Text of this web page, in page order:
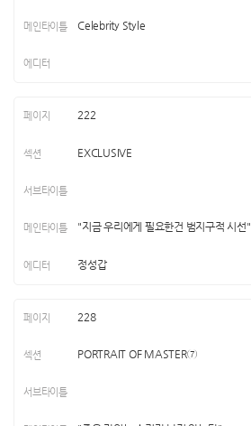
Celebrity Style
222
EXCLUSIVE
"지금 우리에게 필요한건 범지구적 시선"
정성갑
228
PORTRAIT OF MASTER⑦